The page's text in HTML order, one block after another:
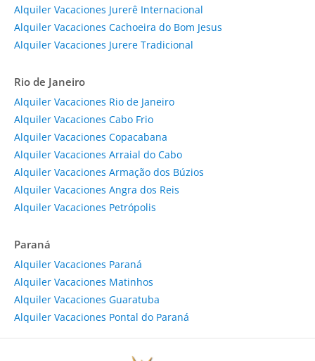
Alquiler Vacaciones Jurerê Internacional
Alquiler Vacaciones Cachoeira do Bom Jesus
Alquiler Vacaciones Jurere Tradicional
Rio de Janeiro
Alquiler Vacaciones Rio de Janeiro
Alquiler Vacaciones Cabo Frio
Alquiler Vacaciones Copacabana
Alquiler Vacaciones Arraial do Cabo
Alquiler Vacaciones Armação dos Búzios
Alquiler Vacaciones Angra dos Reis
Alquiler Vacaciones Petrópolis
Paraná
Alquiler Vacaciones Paraná
Alquiler Vacaciones Matinhos
Alquiler Vacaciones Guaratuba
Alquiler Vacaciones Pontal do Paraná